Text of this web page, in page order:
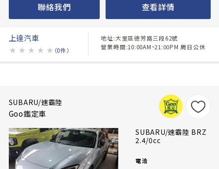
聯絡我們 查看詳情
上達汽車
★ ★ ★ ★ ★ （0件）
地址:大里區德芳路三段62號
營業時間:10:00AM~21:00PM 周日公休
SUBARU/速霸陸
Goo鑑定車
SUBARU/速霸陸 BRZ
2.4/0cc
電洽